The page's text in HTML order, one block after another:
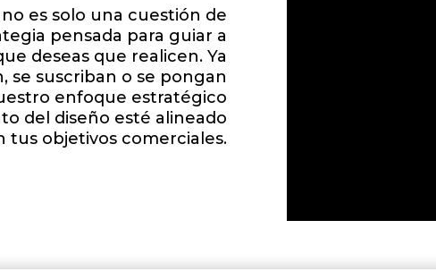
es solo una cuestión de
pensada para guiar a
deseas que realicen. Ya
se suscriban o se pongan
enfoque estratégico
del diseño esté alineado
tus objetivos comerciales.